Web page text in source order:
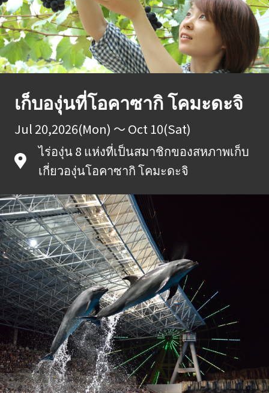
เก็บองุ่นที่โอคาซากิ โคมะดะจิ
Jul 20,2026(Mon) ～ Oct 10(Sat)
ไร่องุ่น 8 แห่งที่เป็นสมาชิกของสหภาพเก็บ
เกี่ยวองุ่นโอคาซากิ โคมะดะจิ